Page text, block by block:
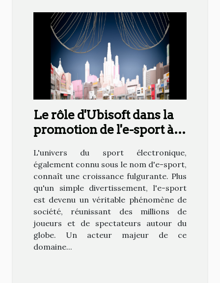
Le rôle d'Ubisoft dans la
promotion de l'e-sport à
Trackmania"
L'univers du sport électronique,
également connu sous le nom d'e-sport,
connaît une croissance fulgurante. Plus
qu'un simple divertissement, l'e-sport
est devenu un véritable phénomène de
société, réunissant des millions de
joueurs et de spectateurs autour du
globe. Un acteur majeur de ce
domaine...